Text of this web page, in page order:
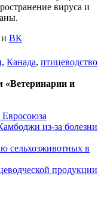
вируса и
и ВК
, Канада, птицеводство
«Ветеринарии и
из-за болезни
сельхозживотных в
продукции